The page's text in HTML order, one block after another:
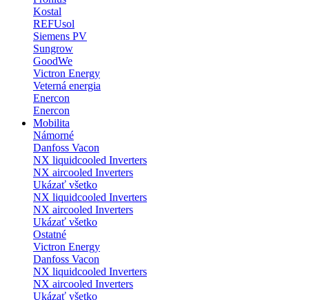
Kostal
REFUsol
Siemens PV
Sungrow
GoodWe
Victron Energy
Veterná energia
Enercon
Enercon
Mobilita
Námorné
Danfoss Vacon
NX liquidcooled Inverters
NX aircooled Inverters
Ukázať všetko
NX liquidcooled Inverters
NX aircooled Inverters
Ukázať všetko
Ostatné
Victron Energy
Danfoss Vacon
NX liquidcooled Inverters
NX aircooled Inverters
Ukázať všetko